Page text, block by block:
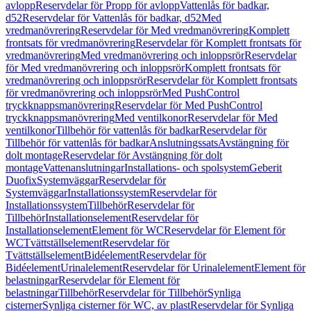
avloppReservdelar för Propp för avloppVattenlås för badkar,
d52Reservdelar för Vattenlås för badkar, d52Med
vredmanövreringReservdelar för Med vredmanövreringKomplett
frontsats för vredmanövreringReservdelar för Komplett frontsats för
vredmanövreringMed vredmanövrering och inloppsrörReservdelar
för Med vredmanövrering och inloppsrörKomplett frontsats för
vredmanövrering och inloppsrörReservdelar för Komplett frontsats
för vredmanövrering och inloppsrörMed PushControl
tryckknappsmanövreringReservdelar för Med PushControl
tryckknappsmanövreringMed ventilkonorReservdelar för Med
ventilkonorTillbehör för vattenlås för badkarReservdelar för
Tillbehör för vattenlås för badkarAnslutningssatsAvstängning för
dolt montageReservdelar för Avstängning för dolt
montageVattenanslutningarInstallations- och spolsystemGeberit
DuofixSystemväggarReservdelar för
SystemväggarInstallationssystemReservdelar för
InstallationssystemTillbehörReservdelar för
TillbehörInstallationselementReservdelar för
InstallationselementElement för WCReservdelar för Element för
WCTvättställselementReservdelar för
TvättställselementBidéelementReservdelar för
BidéelementUrinalelementReservdelar för UrinalelementElement för
belastningarReservdelar för Element för
belastningarTillbehörReservdelar för TillbehörSynliga
cisternerSynliga cisterner för WC, av plastReservdelar för Synliga